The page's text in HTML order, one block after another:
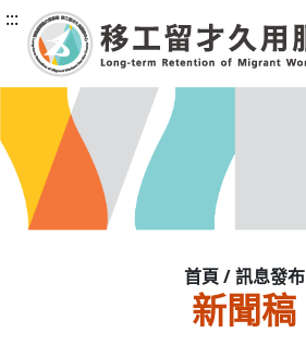
:::
首頁 / 訊息發布
新聞稿